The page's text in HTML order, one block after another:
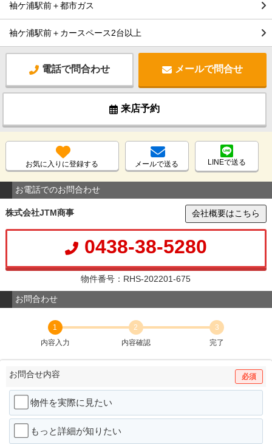
袖ケ浦駅前＋都市ガス
袖ケ浦駅前＋カースペース2台以上
電話で問合わせ メールで問合せ
来店予約
お気に入りに登録する メールで送る LINEで送る
お電話でのお問合わせ
株式会社JTM商事 会社概要はこちら
0438-38-5280
物件番号：RHS-202201-675
お問合わせ
1
内容入力
2
内容確認
3
完了
お問合せ内容 必須
物件を実際に見たい
もっと詳細が知りたい